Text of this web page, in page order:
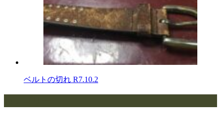
ベルトの切れ R7.10.2